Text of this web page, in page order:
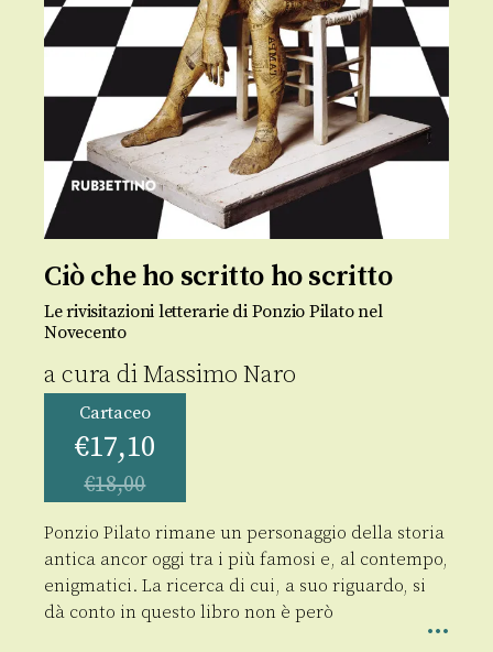
Ciò che ho scritto ho scritto
Le rivisitazioni letterarie di Ponzio Pilato nel
Novecento
a cura diMassimo Naro
Cartaceo
€17,10
€18,00
Ponzio Pilato rimane un personaggio della storia
antica ancor oggi tra i più famosi e, al contempo,
enigmatici. La ricerca di cui, a suo riguardo, si
dà conto in questo libro non è però